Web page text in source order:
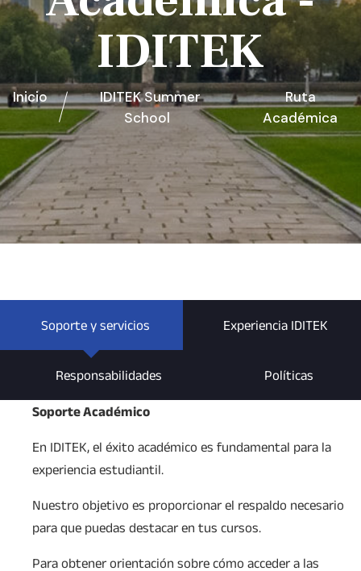
IDITEK
Inicio
IDITEK Summer
School
Ruta
Académica
Soporte y servicios Experiencia IDITEK
Responsabilidades Políticas
Soporte Académico
En IDITEK, el éxito académico es fundamental para la
experiencia estudiantil.
Nuestro objetivo es proporcionar el respaldo necesario
para que puedas destacar en tus cursos.
Para obtener orientación sobre cómo acceder a las